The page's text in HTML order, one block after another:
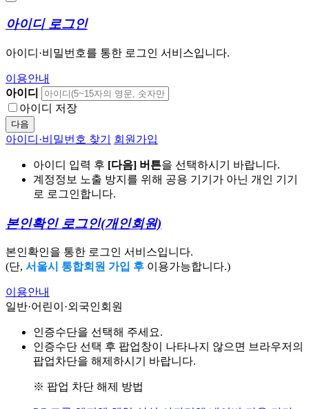
아이디 로그인
아이디·비밀번호를 통한 로그인 서비스입니다.
이용안내
아이디
아이디 저장
다음
아이디·비밀번호 찾기 회원가입
아이디 입력 후 [다음] 버튼을 선택하시기 바랍니다.
계정정보 노출 방지를 위해 공용 기기가 아닌 개인 기기
로 로그인합니다.
본인확인 로그인(개인회원)
본인확인을 통한 로그인 서비스입니다.
(단, 서울시 통합회원 가입 후 이용가능합니다.)
이용안내
일반·어린이·외국인회원
인증수단을 선택해 주세요.
인증수단 선택 후 팝업창이 나타나지 않으면 브라우저의
팝업차단을 해제하시기 바랍니다.
※ 팝업 차단 해제 방법